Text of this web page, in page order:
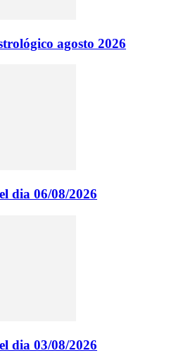
agosto 2026
dia 06/08/2026
dia 03/08/2026